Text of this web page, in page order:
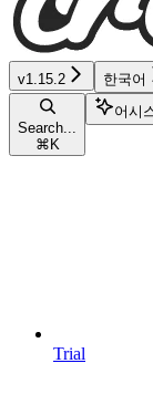
v1.15.2 한국어
Search...
⌘ K
어시
Trial